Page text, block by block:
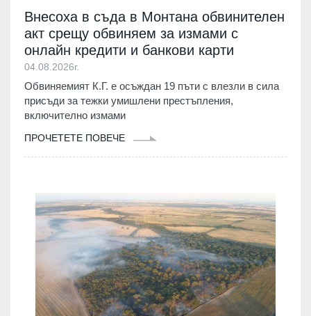
Внесоха в съда в Монтана обвинителен
акт срещу обвиняем за измами с
онлайн кредити и банкови карти
04.08.2026г.
Обвиняемият К.Г. е осъждан 19 пъти с влезли в сила
присъди за тежки умишлени престъпления,
включително измами
ПРОЧЕТЕТЕ ПОВЕЧЕ